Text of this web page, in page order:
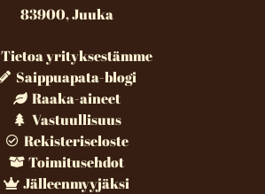
83900, Juuka
Tietoa yrityksestämme
Saippuapata-blogi
Raaka-aineet
Vastuullisuus
Rekisteriseloste
Toimitusehdot
Jälleenmyyjäksi